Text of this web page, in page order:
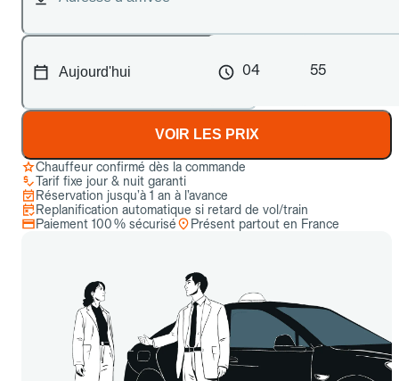
04 55
VOIR LES PRIX
Chauffeur confirmé dès la commande
Tarif fixe jour & nuit garanti
Réservation jusqu’à 1 an à l’avance
Replanification automatique si retard de vol/train
Paiement 100 % sécurisé
Présent partout en France